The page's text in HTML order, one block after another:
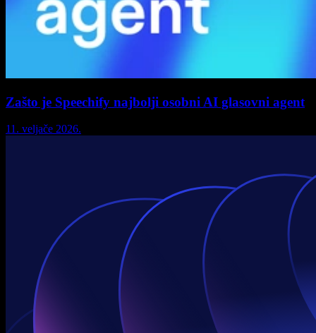
Zašto je Speechify najbolji osobni AI glasovni agent
11. veljače 2026.